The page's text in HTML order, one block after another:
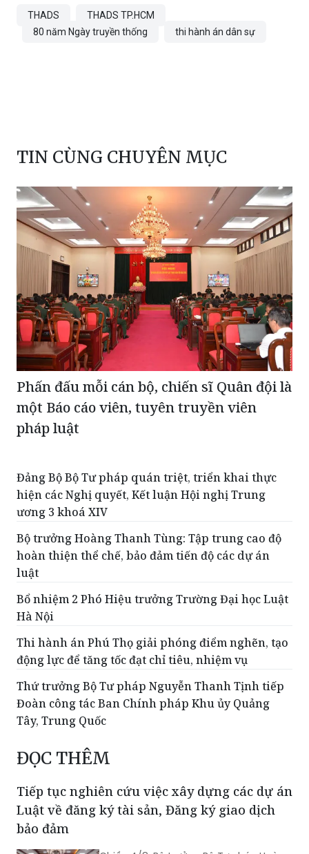
THADS
THADS TP.HCM
80 năm Ngày truyền thống
thi hành án dân sự
TIN CÙNG CHUYÊN MỤC
Phấn đấu mỗi cán bộ, chiến sĩ Quân đội là
một Báo cáo viên, tuyên truyền viên
pháp luật
Đảng Bộ Bộ Tư pháp quán triệt, triển khai thực
hiện các Nghị quyết, Kết luận Hội nghị Trung
ương 3 khoá XIV
Bộ trưởng Hoàng Thanh Tùng: Tập trung cao độ
hoàn thiện thể chế, bảo đảm tiến độ các dự án
luật
Bổ nhiệm 2 Phó Hiệu trưởng Trường Đại học Luật
Hà Nội
Thi hành án Phú Thọ giải phóng điểm nghẽn, tạo
động lực để tăng tốc đạt chỉ tiêu, nhiệm vụ
Thứ trưởng Bộ Tư pháp Nguyễn Thanh Tịnh tiếp
Đoàn công tác Ban Chính pháp Khu ủy Quảng
Tây, Trung Quốc
ĐỌC THÊM
Tiếp tục nghiên cứu việc xây dựng các dự án
Luật về đăng ký tài sản, Đăng ký giao dịch
bảo đảm